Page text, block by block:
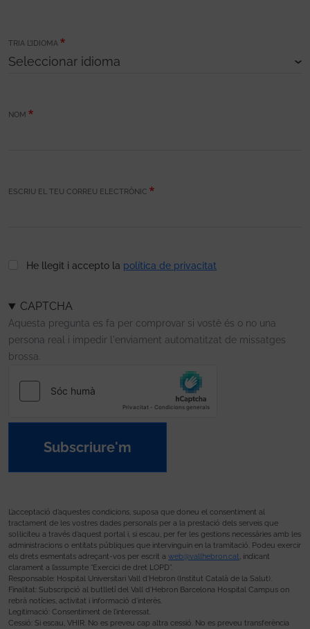
TRIA L’IDIOMA
NOM
ESCRIU EL TEU CORREU ELECTRÒNIC
He llegit i accepto la política de privacitat
CAPTCHA
Aquesta pregunta es fa per comprovar si vostè és o no una
persona real i impedir l'enviament automatitzat de missatges
brossa.
Subscriure'm
L’acceptació d’aquestes condicions, suposa que doneu el consentiment al
tractament de les vostres dades personals per a la prestació dels serveis que
sol·liciteu a través d’aquest portal i, si escau, per fer les gestions necessàries amb les
administracions o entitats públiques que intervinguin en la tramitació. Podeu exercir
els drets esmentats adreçant-vos per escrit a web@vallhebron.cat, indicant
clarament a l’assumpte “Exercici de dret LOPD”.
Responsable: Hospital Universitari Vall d’Hebron (Institut Català de la Salut).
Finalitat: Subscripció al butlletí del Vall d’Hebron Barcelona Hospital Campus on
rebrà notícies, activitat i informació d’interès.
Legitimació: Consentiment de l’interessat.
Cessió: Si escau, VHIR. No es preveu cap altra cessió. No es preveu transferència